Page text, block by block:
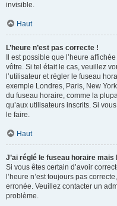
invisible.
Haut
L’heure n’est pas correcte !
Il est possible que l’heure
vôtre. Si tel était le cas, veuillez
l’utilisateur et régler le fuseau
exemple Londres, Paris, New
du fuseau horaire, comme la
qu’aux utilisateurs inscrits. Si
le faire.
Haut
J’ai réglé le fuseau horaire mais
Si vous êtes certain d’avoir
l’heure n’est toujours pas
erronée. Veuillez contacter un
problème.